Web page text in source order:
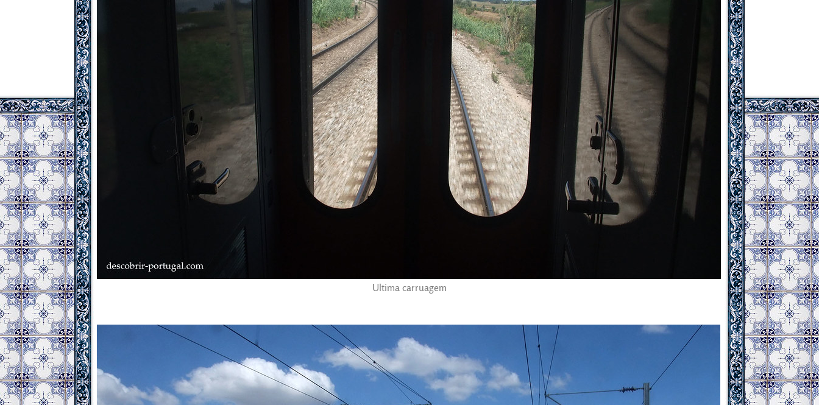
Ultima carruagem